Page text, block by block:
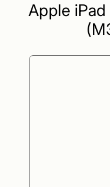
Apple iPad